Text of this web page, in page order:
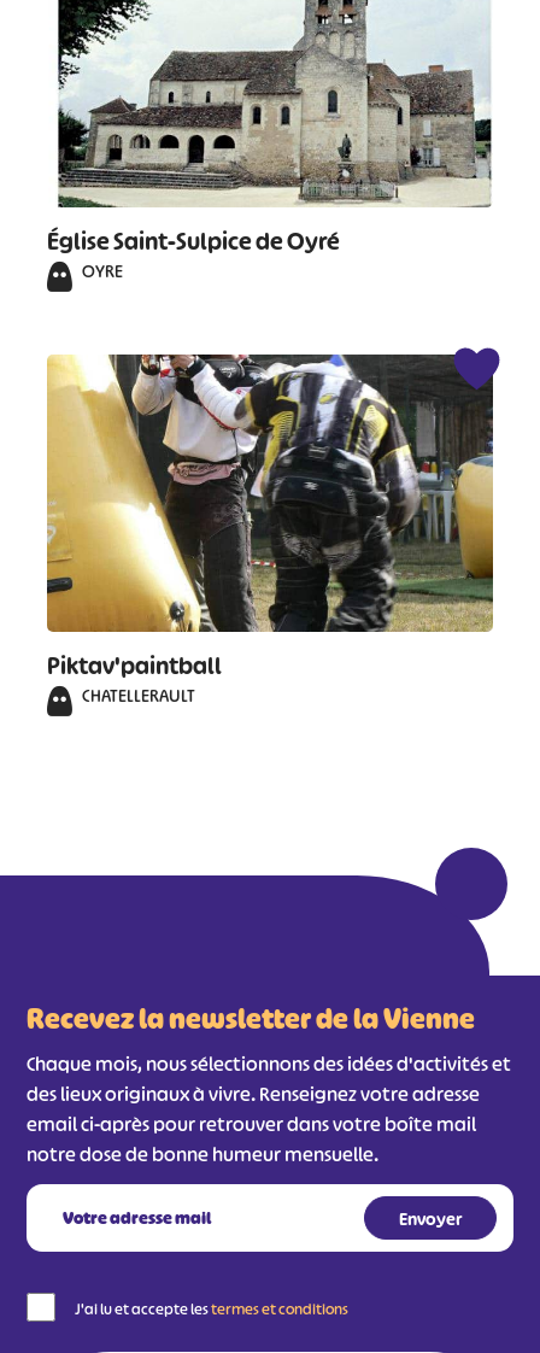
Église Saint-Sulpice de Oyré
OYRE
Piktav'paintball
CHATELLERAULT
Recevez la newsletter de la Vienne
Chaque mois, nous sélectionnons des idées d'activités et
des lieux originaux à vivre. Renseignez votre adresse
email ci-après pour retrouver dans votre boîte mail
notre dose de bonne humeur mensuelle.
J'ai lu et accepte lestermes et conditions